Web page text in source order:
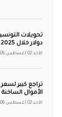
دولار خلال 2025
الأحد 02 أغسطس 2026
تراجع كبير
الأموال الساخنة
الأحد 02 أغسطس 2026